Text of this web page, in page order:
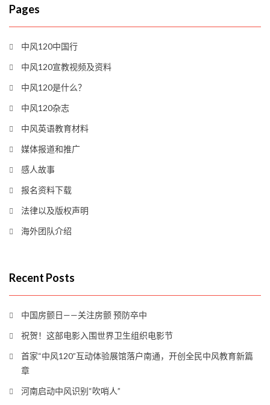
Pages
中风120中国行
中风120宣教视频及资料
中风120是什么？
中风120杂志
中风英语教育材料
媒体报道和推广
感人故事
报名资料下载
法律以及版权声明
海外团队介绍
Recent Posts
中国房颤日——关注房颤 预防卒中
祝贺！这部电影入围世界卫生组织电影节
首家“中风120”互动体验展馆落户南通，开创全民中风教育新篇
章
河南启动中风识别“吹哨人”